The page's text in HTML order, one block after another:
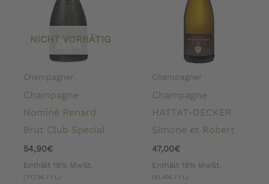
NICHT VORRÄTIG
Champagner
Champagne
Nominé Renard
Brut Club Special
54,90€
Enthält 19% MwSt.
( 71,73€ / 1 L)
Champagner
Champagne
HATTAT-DECKER
Simone et Robert
47,00€
Enthält 19% MwSt.
(61,41€ / 1 L)